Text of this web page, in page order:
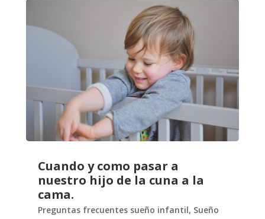
Cuando y como pasar a
nuestro hijo de la cuna a la
cama.
Preguntas frecuentes sueño infantil, Sueño